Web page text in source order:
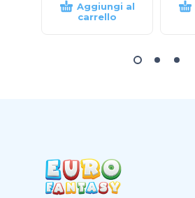
Aggiungi al
carrello